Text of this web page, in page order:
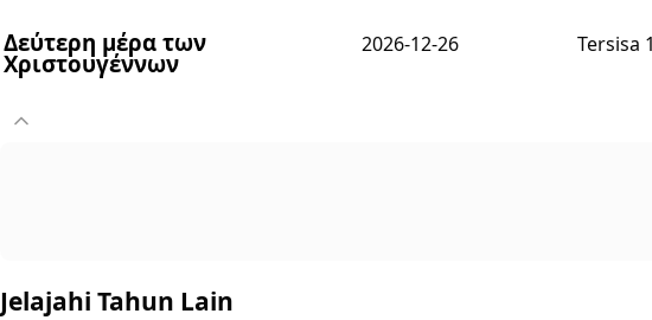
Δεύτερη μέρα των
Χριστουγέννων
2026-12-26 Tersisa
Jelajahi Tahun Lain